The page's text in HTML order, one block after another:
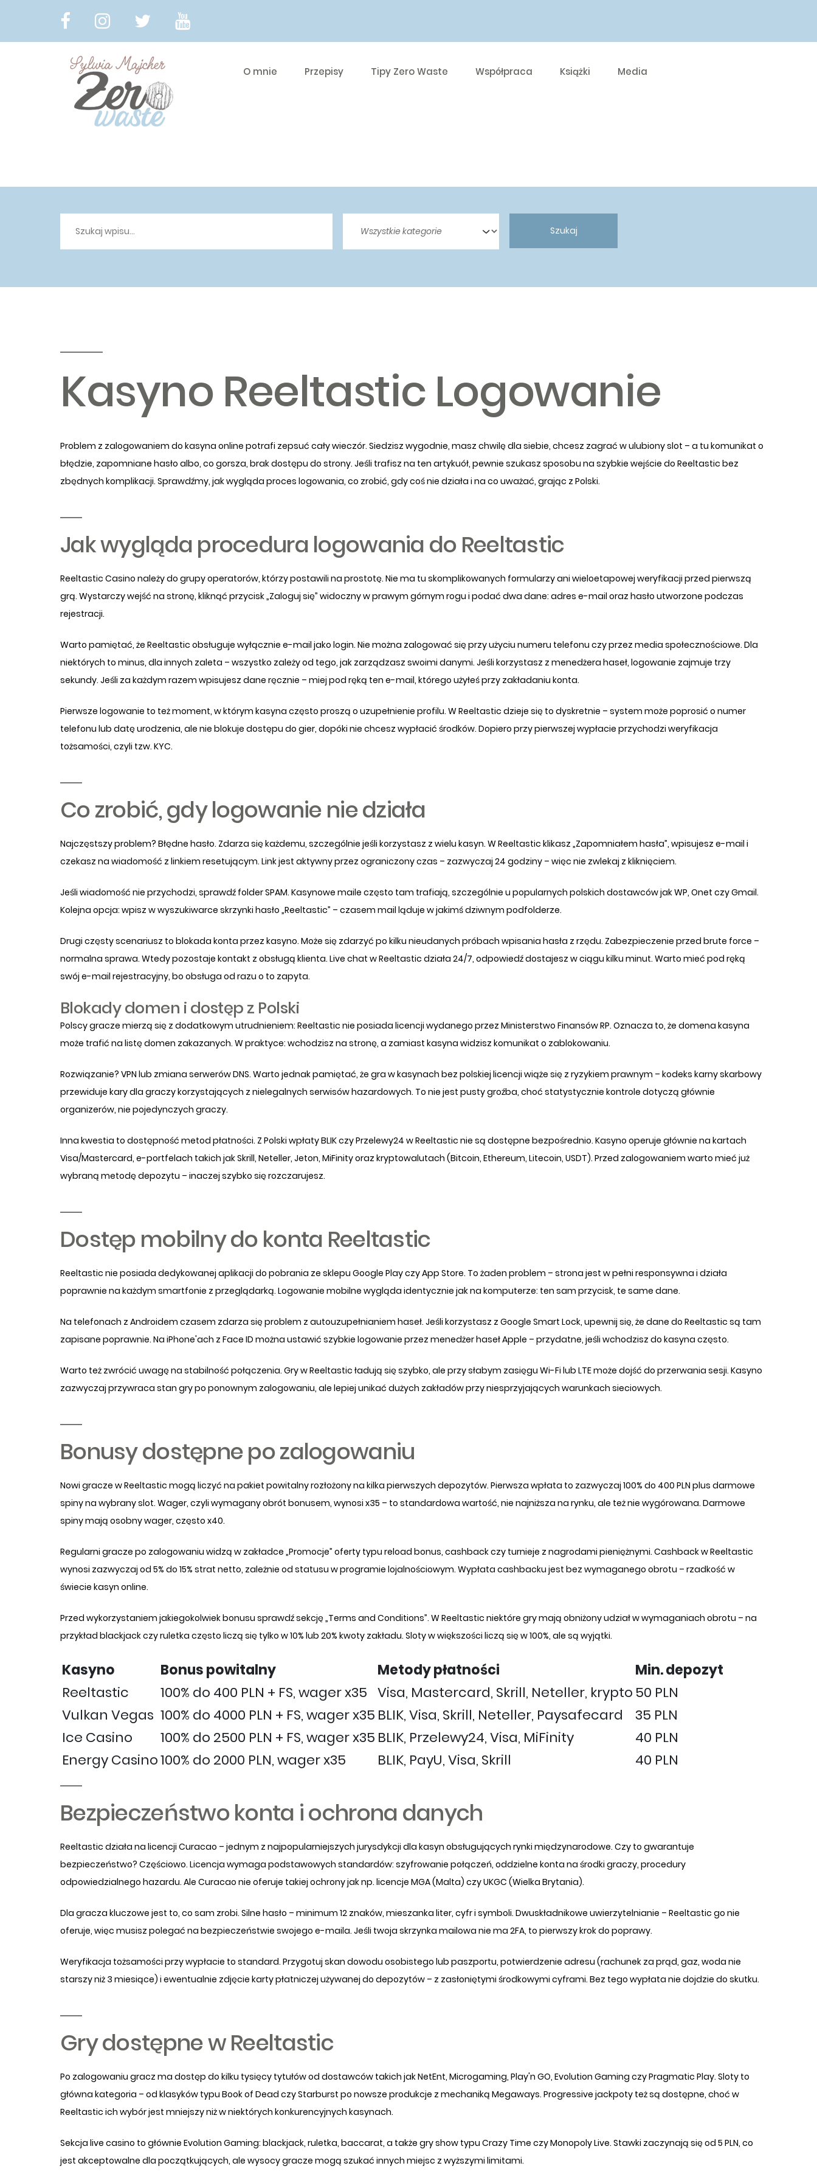
O mnie Przepisy Tipy Zero Waste Współpraca Książki Media
Szukaj
Kasyno Reeltastic Logowanie
Problem z zalogowaniem do kasyna online potrafi zepsuć cały wieczór. Siedzisz wygodnie, masz chwilę dla siebie, chcesz zagrać w ulubiony slot – a tu komunikat o
błędzie, zapomniane hasło albo, co gorsza, brak dostępu do strony. Jeśli trafisz na ten artykuół, pewnie szukasz sposobu na szybkie wejście do Reeltastic bez
zbędnych komplikacji. Sprawdźmy, jak wygląda proces logowania, co zrobić, gdy coś nie działa i na co uważać, grając z Polski.
Jak wygląda procedura logowania do Reeltastic
Reeltastic Casino należy do grupy operatorów, którzy postawili na prostotę. Nie ma tu skomplikowanych formularzy ani wieloetapowej weryfikacji przed pierwszą
grą. Wystarczy wejść na stronę, kliknąć przycisk „Zaloguj się” widoczny w prawym górnym rogu i podać dwa dane: adres e-mail oraz hasło utworzone podczas
rejestracji.
Warto pamiętać, że Reeltastic obsługuje wyłącznie e-mail jako login. Nie można zalogować się przy użyciu numeru telefonu czy przez media społecznościowe. Dla
niektórych to minus, dla innych zaleta – wszystko zależy od tego, jak zarządzasz swoimi danymi. Jeśli korzystasz z menedżera haseł, logowanie zajmuje trzy
sekundy. Jeśli za każdym razem wpisujesz dane ręcznie – miej pod ręką ten e-mail, którego użyłeś przy zakładaniu konta.
Pierwsze logowanie to też moment, w którym kasyna często proszą o uzupełnienie profilu. W Reeltastic dzieje się to dyskretnie – system może poprosić o numer
telefonu lub datę urodzenia, ale nie blokuje dostępu do gier, dopóki nie chcesz wypłacić środków. Dopiero przy pierwszej wypłacie przychodzi weryfikacja
tożsamości, czyli tzw. KYC.
Co zrobić, gdy logowanie nie działa
Najczęstszy problem? Błędne hasło. Zdarza się każdemu, szczególnie jeśli korzystasz z wielu kasyn. W Reeltastic klikasz „Zapomniałem hasła”, wpisujesz e-mail i
czekasz na wiadomość z linkiem resetującym. Link jest aktywny przez ograniczony czas – zazwyczaj 24 godziny – więc nie zwlekaj z kliknięciem.
Jeśli wiadomość nie przychodzi, sprawdź folder SPAM. Kasynowe maile często tam trafiają, szczególnie u popularnych polskich dostawców jak WP, Onet czy Gmail.
Kolejna opcja: wpisz w wyszukiwarce skrzynki hasło „Reeltastic” – czasem mail ląduje w jakimś dziwnym podfolderze.
Drugi częsty scenariusz to blokada konta przez kasyno. Może się zdarzyć po kilku nieudanych próbach wpisania hasła z rzędu. Zabezpieczenie przed brute force –
normalna sprawa. Wtedy pozostaje kontakt z obsługą klienta. Live chat w Reeltastic działa 24/7, odpowiedź dostajesz w ciągu kilku minut. Warto mieć pod ręką
swój e-mail rejestracyjny, bo obsługa od razu o to zapyta.
Blokady domen i dostęp z Polski
Polscy gracze mierzą się z dodatkowym utrudnieniem: Reeltastic nie posiada licencji wydanego przez Ministerstwo Finansów RP. Oznacza to, że domena kasyna
może trafić na listę domen zakazanych. W praktyce: wchodzisz na stronę, a zamiast kasyna widzisz komunikat o zablokowaniu.
Rozwiązanie? VPN lub zmiana serwerów DNS. Warto jednak pamiętać, że gra w kasynach bez polskiej licencji wiąże się z ryzykiem prawnym – kodeks karny skarbowy
przewiduje kary dla graczy korzystających z nielegalnych serwisów hazardowych. To nie jest pusty groźba, choć statystycznie kontrole dotyczą głównie
organizerów, nie pojedynczych graczy.
Inna kwestia to dostępność metod płatności. Z Polski wpłaty BLIK czy Przelewy24 w Reeltastic nie są dostępne bezpośrednio. Kasyno operuje głównie na kartach
Visa/Mastercard, e-portfelach takich jak Skrill, Neteller, Jeton, MiFinity oraz kryptowalutach (Bitcoin, Ethereum, Litecoin, USDT). Przed zalogowaniem warto mieć już
wybraną metodę depozytu – inaczej szybko się rozczarujesz.
Dostęp mobilny do konta Reeltastic
Reeltastic nie posiada dedykowanej aplikacji do pobrania ze sklepu Google Play czy App Store. To żaden problem – strona jest w pełni responsywna i działa
poprawnie na każdym smartfonie z przeglądarką. Logowanie mobilne wygląda identycznie jak na komputerze: ten sam przycisk, te same dane.
Na telefonach z Androidem czasem zdarza się problem z autouzupełnianiem haseł. Jeśli korzystasz z Google Smart Lock, upewnij się, że dane do Reeltastic są tam
zapisane poprawnie. Na iPhone'ach z Face ID można ustawić szybkie logowanie przez menedżer haseł Apple – przydatne, jeśli wchodzisz do kasyna często.
Warto też zwrócić uwagę na stabilność połączenia. Gry w Reeltastic ładują się szybko, ale przy słabym zasięgu Wi-Fi lub LTE może dojść do przerwania sesji. Kasyno
zazwyczaj przywraca stan gry po ponownym zalogowaniu, ale lepiej unikać dużych zakładów przy niesprzyjających warunkach sieciowych.
Bonusy dostępne po zalogowaniu
Nowi gracze w Reeltastic mogą liczyć na pakiet powitalny rozłożony na kilka pierwszych depozytów. Pierwsza wpłata to zazwyczaj 100% do 400 PLN plus darmowe
spiny na wybrany slot. Wager, czyli wymagany obrót bonusem, wynosi x35 – to standardowa wartość, nie najniższa na rynku, ale też nie wygórowana. Darmowe
spiny mają osobny wager, często x40.
Regularni gracze po zalogowaniu widzą w zakładce „Promocje” oferty typu reload bonus, cashback czy turnieje z nagrodami pieniężnymi. Cashback w Reeltastic
wynosi zazwyczaj od 5% do 15% strat netto, zależnie od statusu w programie lojalnościowym. Wypłata cashbacku jest bez wymaganego obrotu – rzadkość w
świecie kasyn online.
Przed wykorzystaniem jakiegokolwiek bonusu sprawdź sekcję „Terms and Conditions”. W Reeltastic niektóre gry mają obniżony udział w wymaganiach obrotu – na
przykład blackjack czy ruletka często liczą się tylko w 10% lub 20% kwoty zakładu. Sloty w większości liczą się w 100%, ale są wyjątki.
Kasyno Bonus powitalny Metody płatności
Min. depozyt
Reeltastic
100% do 400 PLN + FS, wager x35 Visa, Mastercard, Skrill, Neteller, krypto 50 PLN
Vulkan Vegas 100% do 4000 PLN + FS, wager x35 BLIK, Visa, Skrill, Neteller, Paysafecard
35 PLN
Ice Casino
100% do 2500 PLN + FS, wager x35 BLIK, Przelewy24, Visa, MiFinity
40 PLN
Energy Casino100% do 2000 PLN, wager x35 BLIK, PayU, Visa, Skrill 40 PLN
Bezpieczeństwo konta i ochrona danych
Reeltastic działa na licencji Curacao – jednym z najpopularniejszych jurysdykcji dla kasyn obsługujących rynki międzynarodowe. Czy to gwarantuje
bezpieczeństwo? Częściowo. Licencja wymaga podstawowych standardów: szyfrowanie połączeń, oddzielne konta na środki graczy, procedury
odpowiedzialnego hazardu. Ale Curacao nie oferuje takiej ochrony jak np. licencje MGA (Malta) czy UKGC (Wielka Brytania).
Dla gracza kluczowe jest to, co sam zrobi. Silne hasło – minimum 12 znaków, mieszanka liter, cyfr i symboli. Dwuskładnikowe uwierzytelnianie – Reeltastic go nie
oferuje, więc musisz polegać na bezpieczeństwie swojego e-maila. Jeśli twoja skrzynka mailowa nie ma 2FA, to pierwszy krok do poprawy.
Weryfikacja tożsamości przy wypłacie to standard. Przygotuj skan dowodu osobistego lub paszportu, potwierdzenie adresu (rachunek za prąd, gaz, woda nie
starszy niż 3 miesiące) i ewentualnie zdjęcie karty płatniczej używanej do depozytów – z zasłoniętymi środkowymi cyframi. Bez tego wypłata nie dojdzie do skutku.
Gry dostępne w Reeltastic
Po zalogowaniu gracz ma dostęp do kilku tysięcy tytułów od dostawców takich jak NetEnt, Microgaming, Play'n GO, Evolution Gaming czy Pragmatic Play. Sloty to
główna kategoria – od klasyków typu Book of Dead czy Starburst po nowsze produkcje z mechaniką Megaways. Progressive jackpoty też są dostępne, choć w
Reeltastic ich wybór jest mniejszy niż w niektórych konkurencyjnych kasynach.
Sekcja live casino to głównie Evolution Gaming: blackjack, ruletka, baccarat, a także gry show typu Crazy Time czy Monopoly Live. Stawki zaczynają się od 5 PLN, co
jest akceptowalne dla początkujących, ale wysocy gracze mogą szukać innych miejsc z wyższymi limitami.